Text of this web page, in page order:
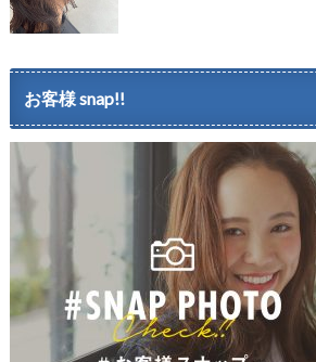
お客様 snap!!